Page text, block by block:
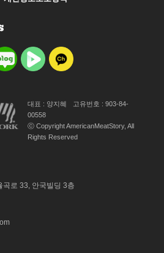
대표 : 양지혜
고유번호 : 903-84-
00558
ⓒ Copyright AmericanMeatStory, All
Rights Reserved
로 33, 안국빌딩 3층